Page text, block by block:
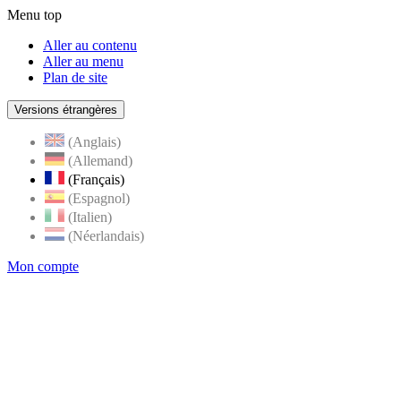
Menu top
Aller au contenu
Aller au menu
Plan de site
Versions étrangères
(Anglais)
(Allemand)
(Français)
(Espagnol)
(Italien)
(Néerlandais)
Mon compte